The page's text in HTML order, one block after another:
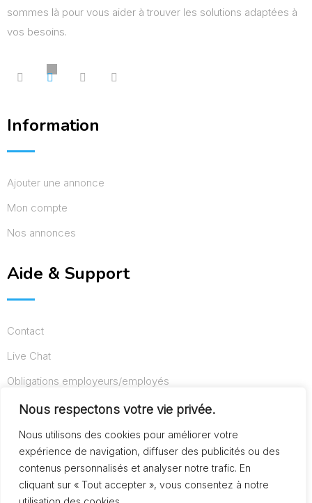
Nous respectons votre vie privée.
Nous utilisons des cookies pour améliorer votre
expérience de navigation, diffuser des publicités ou des
contenus personnalisés et analyser notre trafic. En
cliquant sur « Tout accepter », vous consentez à notre
sommes là pour vous aider à trouver les solutions adaptées à
vos besoins.
Information
Ajouter une annonce
Mon compte
Nos annonces
Aide & Support
Contact
Live Chat
Obligations employeurs/employés
Conditions d’utilisation
Mentions légales
© Copyright AideAuxSeniors.fr 2024. Designed and